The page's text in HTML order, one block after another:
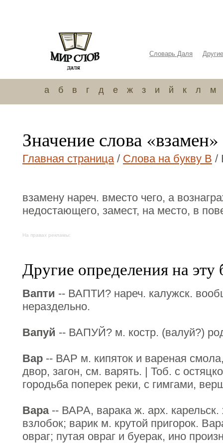
Словарь Даля
а б в г д е ж з и й к л м
Значение слова «взамен»
Главная страница/ Слова на букву В /
взамену нареч. вместо чего, а
недостающего, замест, на место, в
На правах рекламы:
Другие определения на эту
Вапти -- ВАПТИ? нареч. калужск.
нераздельно.
Вапуй -- ВАПУЙ? м. костр. (валуй?)
Вар -- ВАР м. кипяток и вареная
двор, загон, см. варять. | Тоб. с
городьба поперек реки, с гимгами,
Вара-- ВАРА, варака ж. арх. карельск.
взлобок; варик м. крутой пригорок.
овраг; путая овраг и буерак, ино